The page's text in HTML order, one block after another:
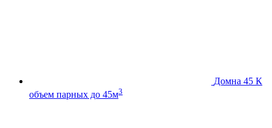
Домна 45 К
объем парных до 45м3